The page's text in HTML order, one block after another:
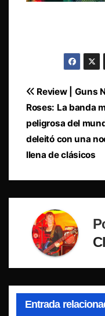
de
entradas
Review | Guns
Roses: La banda
peligrosa del
deleitó con una
llena de clásicos
Entrada